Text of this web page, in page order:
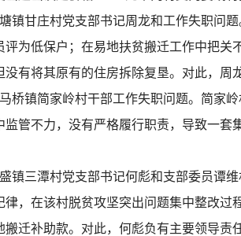
镇甘庄村党支部书记周龙和工作失职问
评为低保户；在易地扶贫搬迁工作中把关
没有将其原有的住房拆除复垦。对此，周
桥镇简家岭村干部工作失职问题。简家
监管不力，没有严格履行职责，导致一套
镇三潭村党支部书记何彪和支部委员谭
律，在该村脱贫攻坚突出问题集中整改
搬迁补助款。对此，何彪负有主要领导